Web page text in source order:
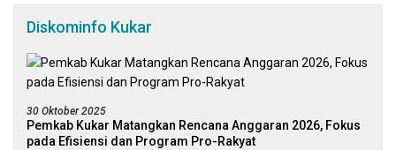
Diskominfo Kukar
30 Oktober 2025
Pemkab Kukar Matangkan Rencana Anggaran 2026, Fokus
pada Efisiensi dan Program Pro-Rakyat